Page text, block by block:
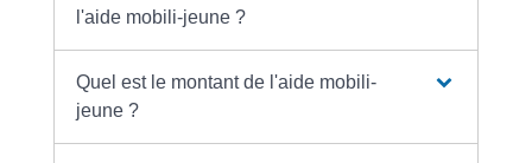
l'aide mobili-jeune ?
Quel est le montant de l'aide mobili-
jeune ?